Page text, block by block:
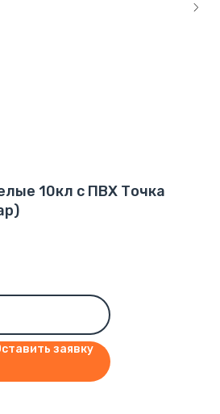
10кл с ПВХ Точка
заявку